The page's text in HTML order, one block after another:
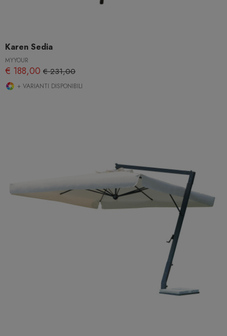
Karen Sedia
MYYOUR
€ 188,00 € 231,00
+ VARIANTI DISPONIBILI